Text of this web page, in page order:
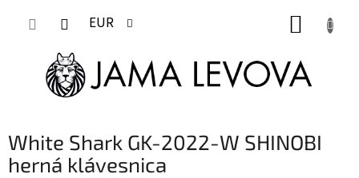
EUR
White Shark GK-2022-W SHINOBI
herná klávesnica